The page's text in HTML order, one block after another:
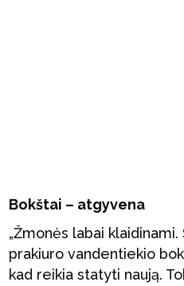
Bokštai – atgyvena
„Žmonės labai
prakiuro vandentiekio
kad reikia statyti naują.